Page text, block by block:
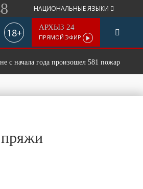
НАЦИОНАЛЬНЫЕ ЯЗЫКИ
18+ АРХЫЗ 24
ПРЯМОЙ ЭФИР
года произошел 581 пожар
пряжи